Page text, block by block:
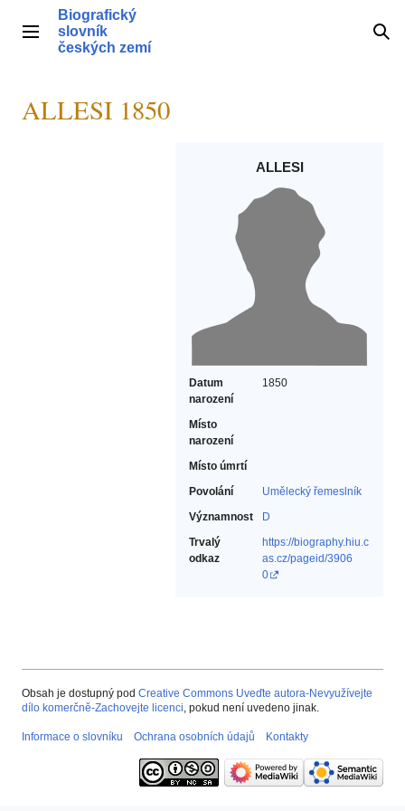
obsahHlavní menu
Biografický
slovník
českých zemí
ALLESI 1850
ALLESI
Datum
narození
1850
Místo
narození
Místo úmrtí
Povolání
Umělecký řemeslník‎
Významnost
D
Trvalý
odkaz
https://biography.hiu.c
as.cz/pageid/3906
0
Obsah je dostupný pod Creative Commons Uveďte autora-Nevyužívejte
dílo komerčně-Zachovejte licenci, pokud není uvedeno jinak.
Informace o slovníku Ochrana osobních údajů Kontakty